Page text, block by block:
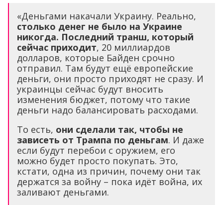
«Деньгами накачали Украину. Реально,
столько денег не было на Украине
никогда. Последний транш, который
сейчас приходит, 20 миллиардов
долларов, которые Байден срочно
отправил. Там будут ещё европейские
деньги, они просто приходят не сразу. И
украинцы сейчас будут вносить
изменения бюджет, потому что такие
деньги надо балансировать расходами.
То есть, они сделали так, чтобы не
зависеть от Трампа по деньгам. И даже
если будут перебои с оружием, его
можно будет просто покупать. Это,
кстати, одна из причин, почему они так
держатся за войну – пока идёт война, их
заливают деньгами.